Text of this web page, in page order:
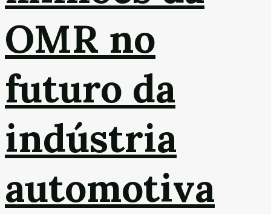
OMR no
futuro da
indústria
automotiva